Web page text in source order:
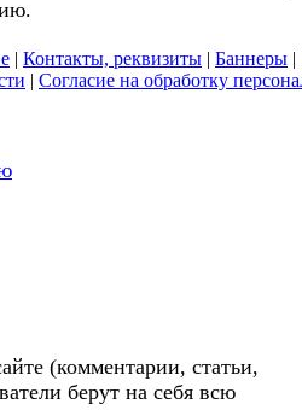
| Контакты, реквизиты | Баннеры |
| Согласие на обработку
(комментарии, статьи,
берут на себя всю